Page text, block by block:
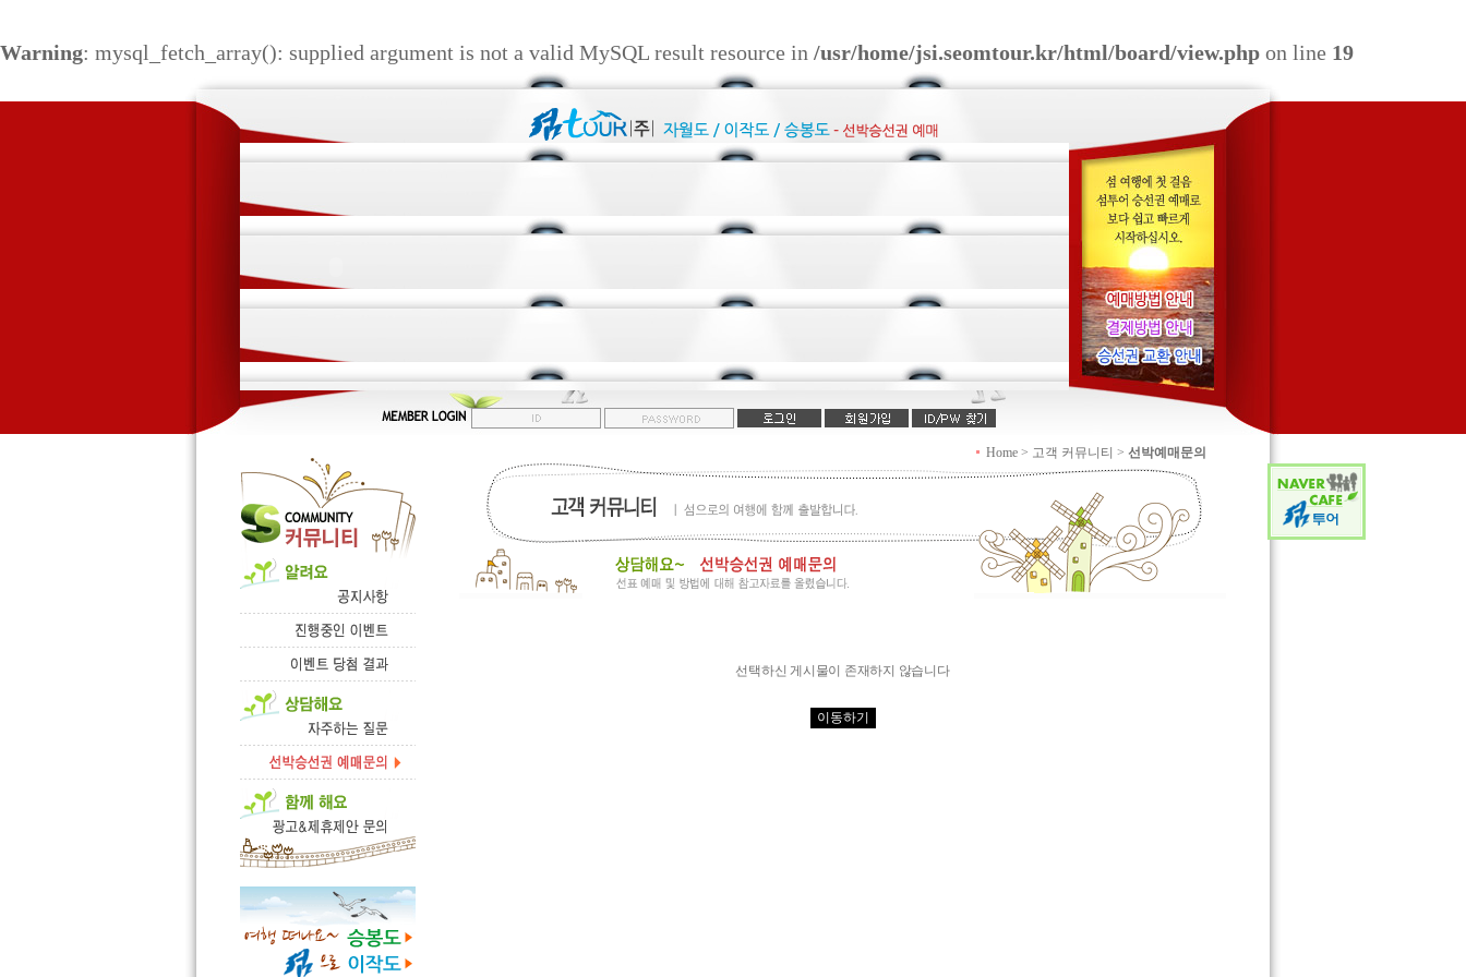
Warning: mysql_fetch_array(): supplied argument is not a valid MySQL result resource in /usr/home/jsi.seomtour.kr/html/board/view.php on line 19
Home > 고객 커뮤니티 > 선박예매문의
선택하신 게시물이 존재하지 않습니다